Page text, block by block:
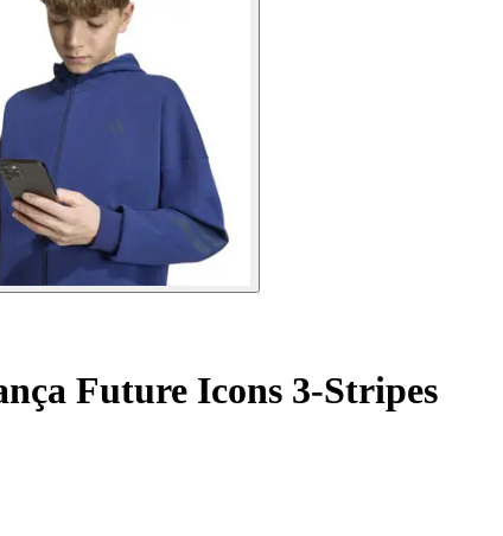
Future Icons 3-Stripes